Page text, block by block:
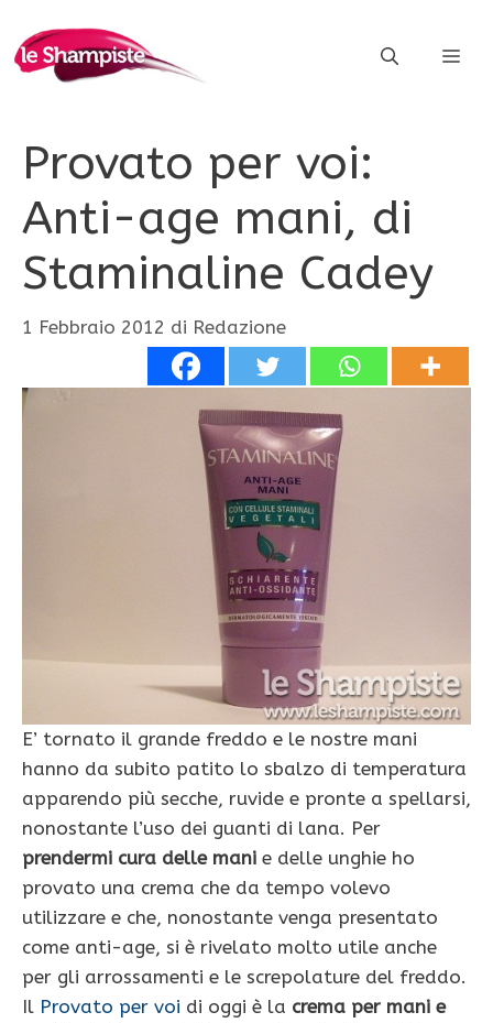
contenuto
Provato per voi:
Anti-age mani, di
Staminaline Cadey
1 Febbraio 2012 di Redazione
E’ tornato il grande freddo e le nostre mani
hanno da subito patito lo sbalzo di temperatura
apparendo più secche, ruvide e pronte a spellarsi,
nonostante l’uso dei guanti di lana. Per
prendermi cura delle mani e delle unghie ho
provato una crema che da tempo volevo
utilizzare e che, nonostante venga presentato
come anti-age, si è rivelato molto utile anche
per gli arrossamenti e le screpolature del freddo.
Il Provato per voi di oggi è la crema per mani e